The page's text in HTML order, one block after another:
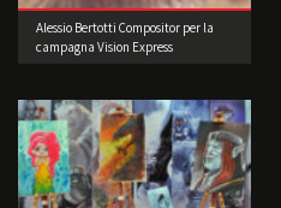
Alessio Bertotti Compositor per la
campagna Vision Express